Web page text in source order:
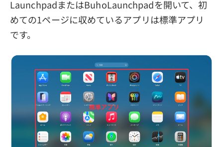
LaunchpadまたはBuhoLaunchpadを開いて、初
めての1ページに収めているアプリは標準アプリ
です。